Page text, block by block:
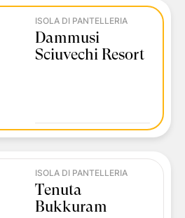
ISOLA DI PANTELLERIA
Dammusi
Sciuvechi Resort
ISOLA DI PANTELLERIA
Tenuta
Bukkuram